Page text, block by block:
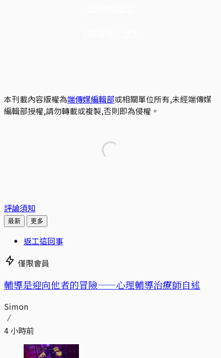
本刊載內容版權為端傳媒編輯部或相關單位所有,未經端傳媒
編輯部授權,請勿轉載或複製,否則即為侵權。
評論須知
最新 更多
返工這回事
僅限會員
輔導是迎向他者的冒險——心理輔導治療師自述
Simon
4 小時前